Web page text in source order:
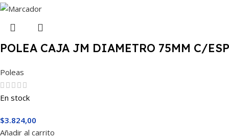
POLEA CAJA JM DIAMETRO 75MM C/
Poleas
En stock
$3.824,00
Añadir al carrito